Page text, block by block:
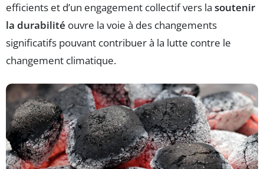
efficients et d’un engagement collectif vers la soutenir
la durabilité ouvre la voie à des changements
significatifs pouvant contribuer à la lutte contre le
changement climatique.